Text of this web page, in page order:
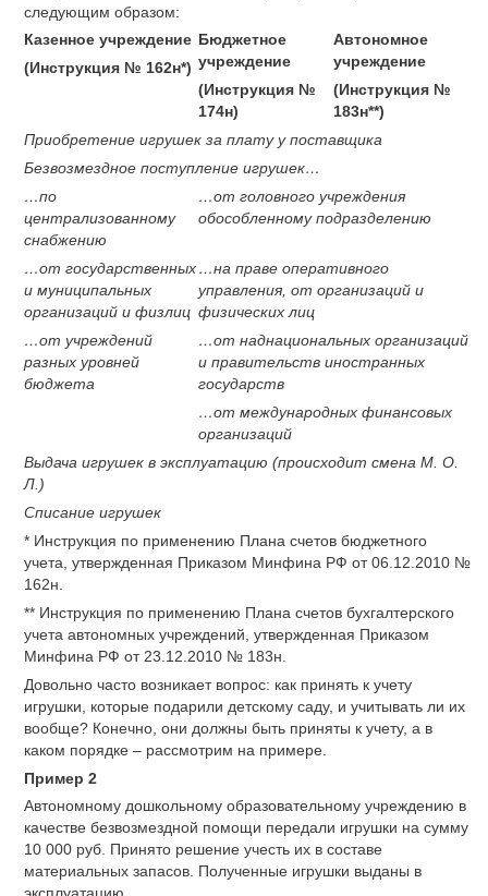
следующим образом:
Казенное учреждение
(Инструкция № 162н*)
Бюджетное
учреждение
(Инструкция №
174н)
Автономное
учреждение
(Инструкция №
183н**)
Приобретение игрушек за плату у поставщика
Безвозмездное поступление игрушек…
…по
централизованному
снабжению
…от головного учреждения
обособленному подразделению
…от государственных
и муниципальных
организаций и физлиц
…на праве оперативного
управления, от организаций и
физических лиц
…от учреждений
разных уровней
бюджета
…от наднациональных организаций
и правительств иностранных
государств
…от международных финансовых
организаций
Выдача игрушек в эксплуатацию (происходит смена М. О.
Л.)
Списание игрушек
* Инструкция по применению Плана счетов бюджетного
учета, утвержденная Приказом Минфина РФ от 06.12.2010 №
162н.
** Инструкция по применению Плана счетов бухгалтерского
учета автономных учреждений, утвержденная Приказом
Минфина РФ от 23.12.2010 № 183н.
Довольно часто возникает вопрос: как принять к учету
игрушки, которые подарили детскому саду, и учитывать ли их
вообще? Конечно, они должны быть приняты к учету, а в
каком порядке – рассмотрим на примере.
Пример 2
Автономному дошкольному образовательному учреждению в
качестве безвозмездной помощи передали игрушки на сумму
10 000 руб. Принято решение учесть их в составе
материальных запасов. Полученные игрушки выданы в